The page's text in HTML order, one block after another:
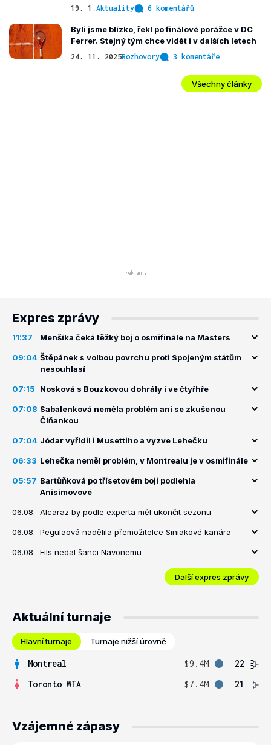
19. 1. Aktuality 6 komentářů
Byli jsme blízko, řekl po finálové porážce v DC
Ferrer. Stejný tým chce vidět i v dalších letech
24. 11. 2025Rozhovory 3 komentáře
Všechny články
Expres zprávy
11:37 Menšíka čeká těžký boj o osmifinále na Masters
09:04 Štěpánek s volbou povrchu proti Spojeným státům
nesouhlasí
07:15 Nosková s Bouzkovou dohrály i ve čtyřhře
07:08 Sabalenková neměla problém ani se zkušenou
Číňankou
07:04 Jódar vyřídil i Musettiho a vyzve Lehečku
06:33 Lehečka neměl problém, v Montrealu je v osmifinále
05:57 Bartůňková po třísetovém boji podlehla
Anisimovové
06.08. Alcaraz by podle experta měl ukončit sezonu
06.08. Pegulaová nadělila přemožitelce Siniakové kanára
06.08. Fils nedal šanci Navonemu
Další expres zprávy
Aktuální turnaje
Hlavní turnaje Turnaje nižší úrovně
Montreal $9.4M
22
Toronto WTA
$7.4M 21
Vzájemné zápasy